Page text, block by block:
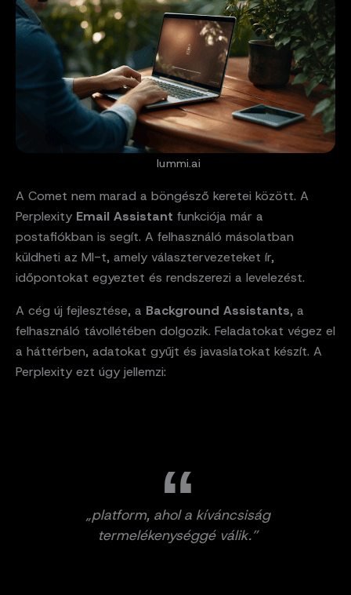
lummi.ai
A Comet nem marad a böngésző keretei között. A
Perplexity Email Assistant funkciója már a
postafiókban is segít. A felhasználó másolatban
küldheti az MI-t, amely választervezeteket ír,
időpontokat egyeztet és rendszerezi a levelezést.
A cég új fejlesztése, a Background Assistants, a
felhasználó távollétében dolgozik. Feladatokat végez el
a háttérben, adatokat gyűjt és javaslatokat készít. A
Perplexity ezt úgy jellemzi:
„platform, ahol a kíváncsiság
termelékenységgé válik.”